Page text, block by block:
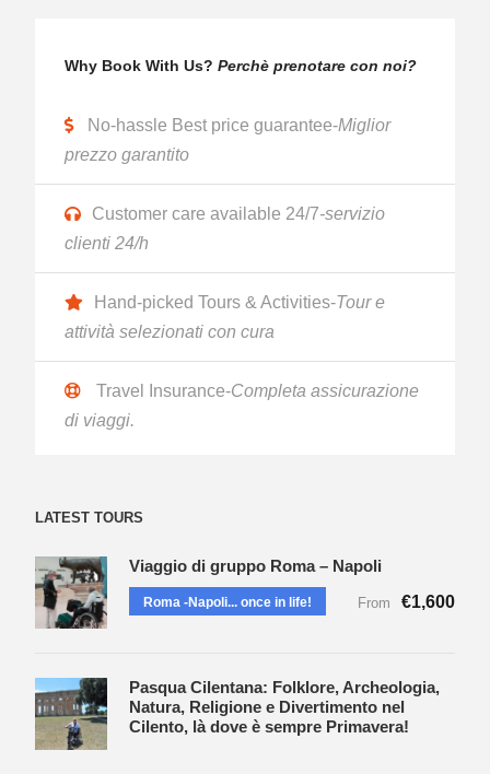
Why Book With Us? Perchè prenotare con noi?
No-hassle Best price guarantee-Miglior
prezzo garantito
Customer care available 24/7-servizio
clienti 24/h
Hand-picked Tours & Activities-Tour e
attività selezionati con cura
Travel Insurance-Completa assicurazione
di viaggi.
LATEST TOURS
Viaggio di gruppo Roma – Napoli
Roma -Napoli... once in life! From €1,600
Pasqua Cilentana: Folklore, Archeologia,
Natura, Religione e Divertimento nel
Cilento, là dove è sempre Primavera!